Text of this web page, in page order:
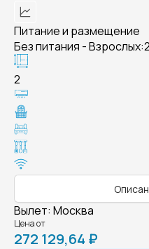
Питание и размещение
Без питания - Взрослых:2
2
Вылет: Москва
Цена от
272 129,64 ₽